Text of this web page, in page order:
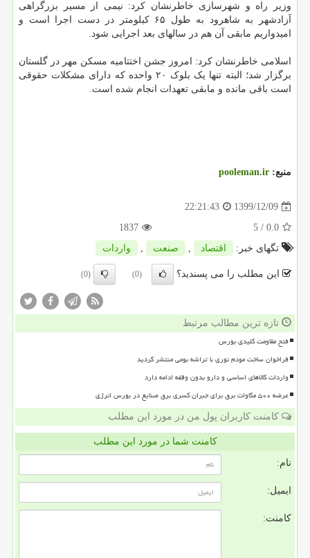
وزیر راه و شهرسازی خاطرنشان کرد: نیمی از مسیر بزرگراهی
آزادشهر به شاهرود به طول ۶۵ کیلومتر در دست اجرا است و
امیدواریم مابقی آن هم در سالهای بعد اجرایی شود.
اسلامی خاطرنشان کرد: امروز جشن اختتامیه مسکن مهر در گلستان
برگزار شد؛ البته تنها یک بلوک ۲۰ واحده که دارای مشکلات حقوقی
است باقی مانده و مابقی تعهدات انجام شده است.
منبع: pooleman.ir
1399/12/09
22:21:43
0.0
/ 5
1837
تگهای خبر:
اقتصاد , صنعت , واردات
این مطلب را می پسندید؟ (0)
(0)
تازه ترین مطالب مرتبط
فتح مقاومت کلیدی بورس
فراخوان ساخت مودم نوری با تراشه بومی منتشر گردید
واردات کالاهای اساسی و دارو بدون وقفه ادامه دارد
عرضه ۵۰۰ مگاوات برق برای جبران کسری برق صنایع در بورس انرژی
کامنت کاربران پول من در مورد این مطلب
کامنت شما در مورد این مطلب
نام:
ایمیل:
کامنت: